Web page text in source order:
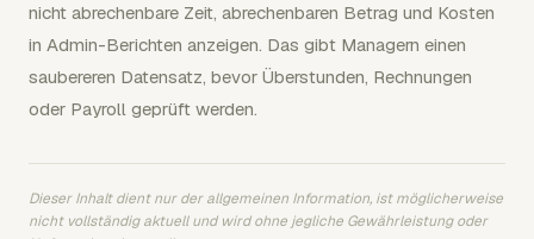
nicht abrechenbare Zeit, abrechenbaren Betrag und Kosten
in Admin-Berichten anzeigen. Das gibt Managern einen
saubereren Datensatz, bevor Überstunden, Rechnungen
oder Payroll geprüft werden.
Dieser Inhalt dient nur der allgemeinen Information, ist möglicherweise
nicht vollständig aktuell und wird ohne jegliche Gewährleistung oder